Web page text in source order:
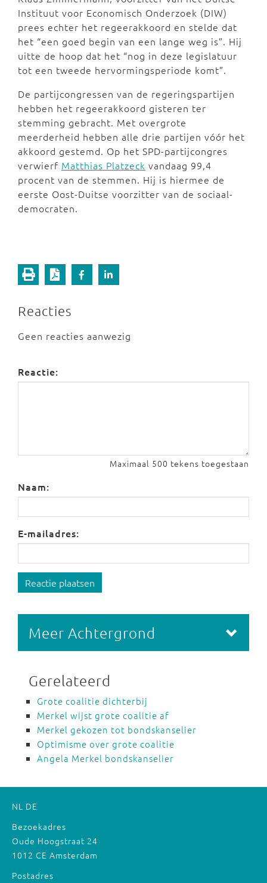
Instituut voor Economisch Onderzoek (DIW)
prees echter het regeerakkoord en stelde dat
het “een goed begin van een lange weg is”. Hij
uitte de hoop dat het “nog in deze legislatuur
tot een tweede hervormingsperiode komt”.
De partijcongressen van de regeringspartijen
hebben het regeerakkoord gisteren ter
stemming gebracht. Met overgrote
meerderheid hebben alle drie partijen vóór het
akkoord gestemd. Op het SPD-partijcongres
verwierf Matthias Platzeck vandaag 99,4
procent van de stemmen. Hij is hiermee de
eerste Oost-Duitse voorzitter van de sociaal-
democraten.
Reacties
Geen reacties aanwezig
Reactie:
Maximaal 500 tekens toegestaan
Naam:
E-mailadres:
Reactie plaatsen
Meer Achtergrond
Gerelateerd
Grote coalitie dichterbij
Merkel wijst grote coalitie af
Merkel gekozen tot bondskanselier
Optimisme over grote coalitie
Angela Merkel bondskanselier
NL DE
Bezoekadres
Oude Hoogstraat 24
1012 CE Amsterdam
Postadres